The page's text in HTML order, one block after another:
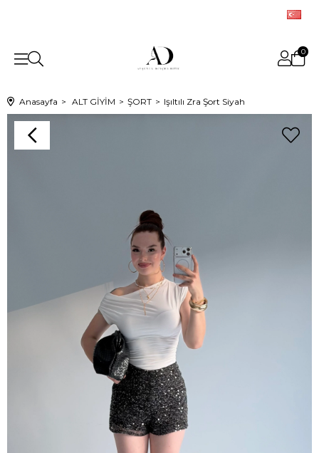
0
Anasayfa ALT GİYİM ŞORT Işıltılı Zra Şort Siyah